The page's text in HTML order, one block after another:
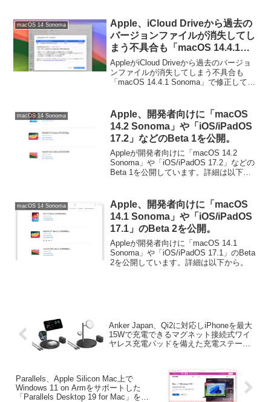
細は以下から。
macOS 14 Sonoma
Apple、iCloud Driveから過去の
バージョンファイルが消失してし
まう不具合も「macOS 14.4.1
Sonoma」で修正。
AppleがiCloud Driveから過去のバージョ
ンファイルが消失してしまう不具合も
「macOS 14.4.1 Sonoma」で修正してい
macOS 14 Sonoma
Apple、開発者向けに「macOS
14.2 Sonoma」や「iOS/iPadOS
17.2」などのBeta 1を公開。
Appleが開発者向けに「macOS 14.2
Sonoma」や「iOS/iPadOS 17.2」などの
Beta 1を公開しています。詳細は以下か
macOS 14 Sonoma
Apple、開発者向けに「macOS
14.1 Sonoma」や「iOS/iPadOS
17.1」のBeta 2を公開。
Appleが開発者向けに「macOS 14.1
Sonoma」や「iOS/iPadOS 17.1」のBeta
2を公開しています。詳細は以下から。
Anker Japan、Qi2に対応しiPhoneを最大
15Wで充電できるマグネット接続式ワイ
ヤレス充電パッドを備えた充電ステーシ
Parallels、Apple Silicon Mac上で
Windows 11 on Armをサポートした
「Parallels Desktop 19 for Mac」を